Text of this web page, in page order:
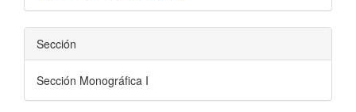
Sección
Sección Monográfica I